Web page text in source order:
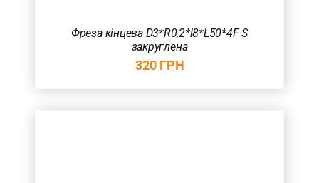
Фреза кінцева D3*R0,2*l8*L50*4F S
закруглена
320 ГРН